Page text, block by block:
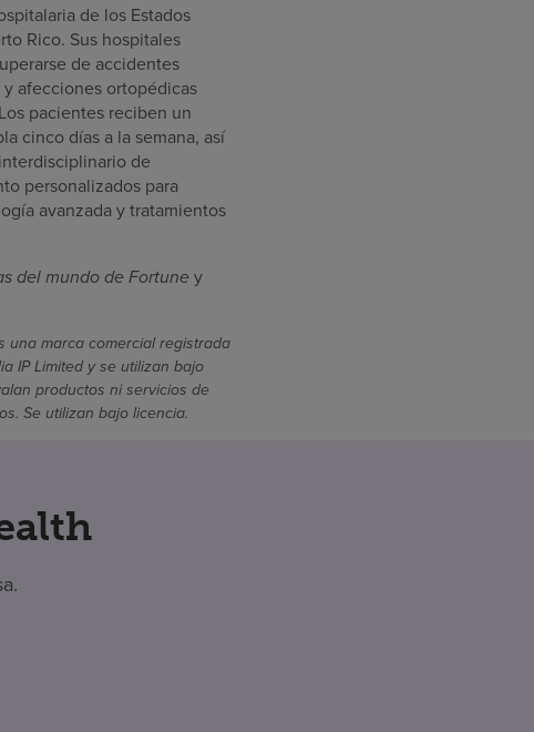
de los Estados
Rico. Sus hospitales
de accidentes
afecciones ortopédicas
pacientes reciben un
cinco días a la semana, así
de
personalizados para
avanzada y tratamientos
del mundo de Fortune y
una marca comercial registrada
IP Limited y se utilizan bajo
productos ni servicios de
Se utilizan bajo licencia.